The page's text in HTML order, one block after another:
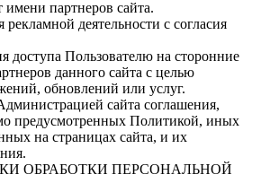
партнеров сайта.
деятельности с согласия
доступа Пользователю на сторонние
данного сайта с целью
обновлений или услуг.
сайта соглашения,
предусмотренных Политикой, иных
на страницах сайта, и их
ОБРАБОТКИ ПЕРСОНАЛЬНОЙ